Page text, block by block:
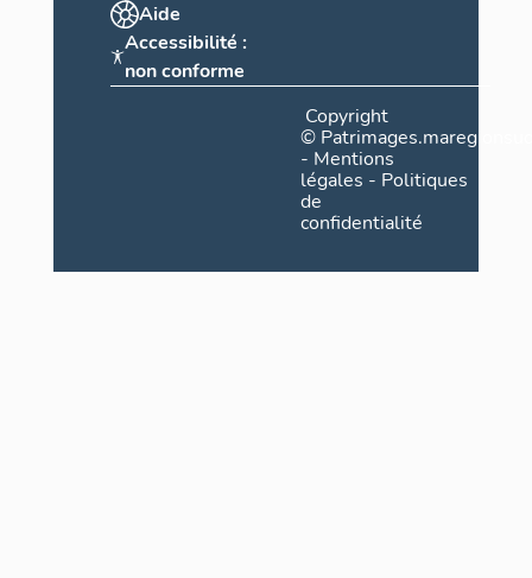
Aide
Accessibilité :
non conforme
Copyright
©
- Mentions
légales - Politiques
de
confidentialité